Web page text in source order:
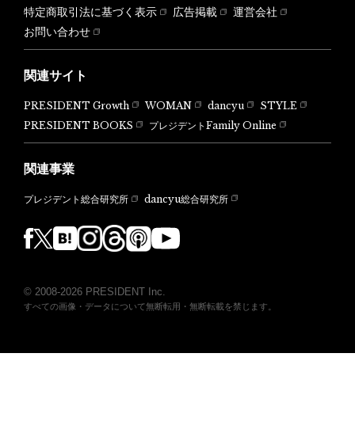
特定商取引法に基づく表示
広告掲載
運営会社
お問い合わせ
関連サイト
PRESIDENT Growth WOMAN dancyu
STYLE
PRESIDENT BOOKS
プレジデントFamily Online
関連事業
プレジデント総合研究所 dancyu総合研究所
© 2008-2026 PRESIDENT Inc.
すべての画像・データについて無断転用・無断転載を禁じます。